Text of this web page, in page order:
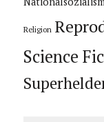
Religion
Science